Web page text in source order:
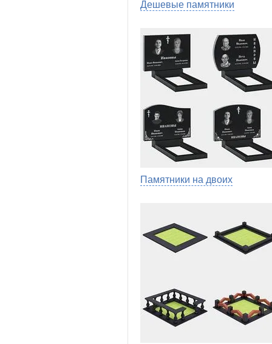
Дешевые памятники
Памятники на двоих